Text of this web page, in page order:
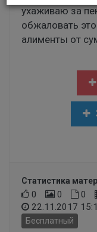
ухаживаю за
обжаловать
алименты от
Статистика
0 0 0
22.11.2017
Бесплатный